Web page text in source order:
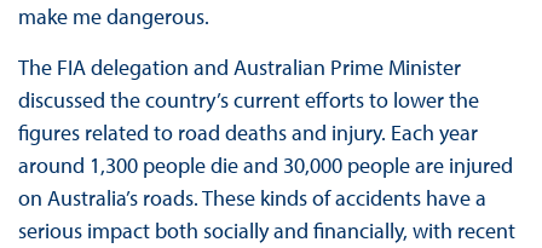
make me dangerous.
The FIA delegation and Australian Prime Minister
discussed the country’s current efforts to lower the
figures related to road deaths and injury. Each year
around 1,300 people die and 30,000 people are injured
on Australia’s roads. These kinds of accidents have a
serious impact both socially and financially, with recent